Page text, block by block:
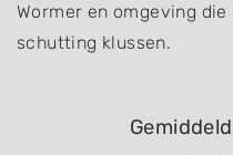
Wormer en omgeving
schutting klussen.